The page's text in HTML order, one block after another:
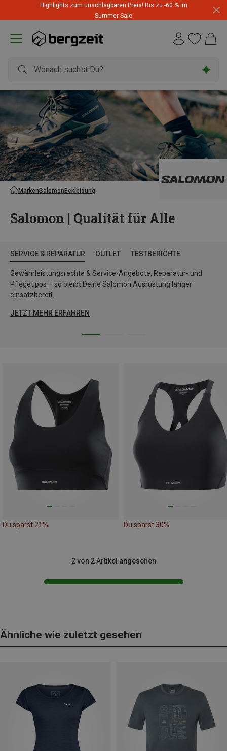
Highlights zum unschlagbaren Preis! Bis zu -60 % im
Summer Sale
MarkenSalomonBekleidung
Salomon | Qualität für Alle
SERVICE & REPARATUR OUTLET TESTBERICHTE
Gewährleistungsrechte & Service-Angebote, Reparatur- und
Pflegetipps – so bleibt Deine Salomon Ausrüstung länger
einsatzbereit.
JETZT MEHR ERFAHREN
Du sparst 21% Du sparst 30%
2 von 2 Artikel angesehen
Ähnliche wie zuletzt gesehen